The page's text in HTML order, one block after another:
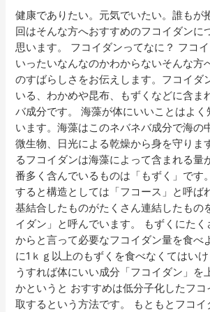
健康でありたい。元気でいたい。誰もが
回はそんな方へおすすめのフコイダンに
思います。 フコイダンってなに？ フコ
いったいなんなのかわからないそんな方
のすばらしさをお伝えします。フコイダ
いる、わかめや昆布、もずくなどに含ま
バ成分です。 海藻が体にいいことはよ
います。海藻はこのネバネバ成分で海の
微生物、日光による乾燥から身を守りま
るフコイダンは海藻によって含まれる量
番多く含んでいるものは「もずく」です
すると構造としては「フコース」と呼ば
基結合したものがたくさん連結したもの
イダン」と呼んでいます。 もずくにたく
からと言って必要なフコイダン量を食べ
に1ｋｇ以上のもずくを食べなくてはい
うすれば体にいい成分「フコイダン」を
かというと おすすめは低分子化したフ
取するという方法です。 もともとフコ
り
た
い
方
へ